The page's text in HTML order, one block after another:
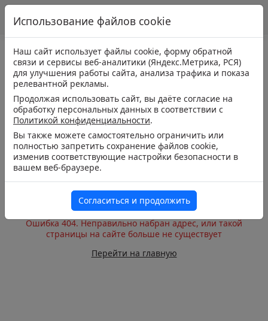
Ошибка 404. Неправильно набран адрес, или такой
страницы на сайте больше не существует
Перейти на главную
Использование файлов cookie
Наш сайт использует файлы cookie, форму обратной
связи и сервисы веб-аналитики (Яндекс.Метрика, РСЯ)
для улучшения работы сайта, анализа трафика и показа
релевантной рекламы.
Продолжая использовать сайт, вы даёте согласие на
обработку персональных данных в соответствии с
Политикой конфиденциальности.
Вы также можете самостоятельно ограничить или
полностью запретить сохранение файлов cookie,
изменив соответствующие настройки безопасности в
вашем веб-браузере.
Согласиться и продолжить